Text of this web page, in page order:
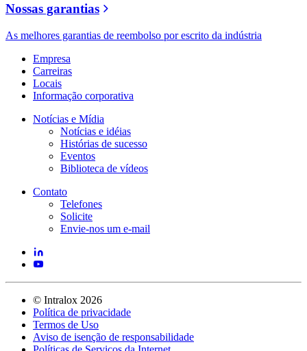
Nossas garantias
As melhores garantias de reembolso por escrito da indústria
Empresa
Carreiras
Locais
Informação corporativa
Notícias e Mídia
Notícias e idéias
Histórias de sucesso
Eventos
Biblioteca de vídeos
Contato
Telefones
Solicite
Envie-nos um e-mail
© Intralox 2026
Política de privacidade
Termos de Uso
Aviso de isenção de responsabilidade